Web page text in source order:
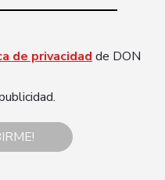
de privacidad de DON